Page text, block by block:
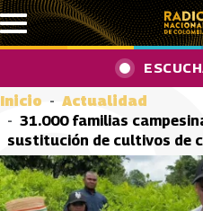
Pasar al contenido principal
Inicio
Actualidad
31.000 familias
sustitución de cultivos de